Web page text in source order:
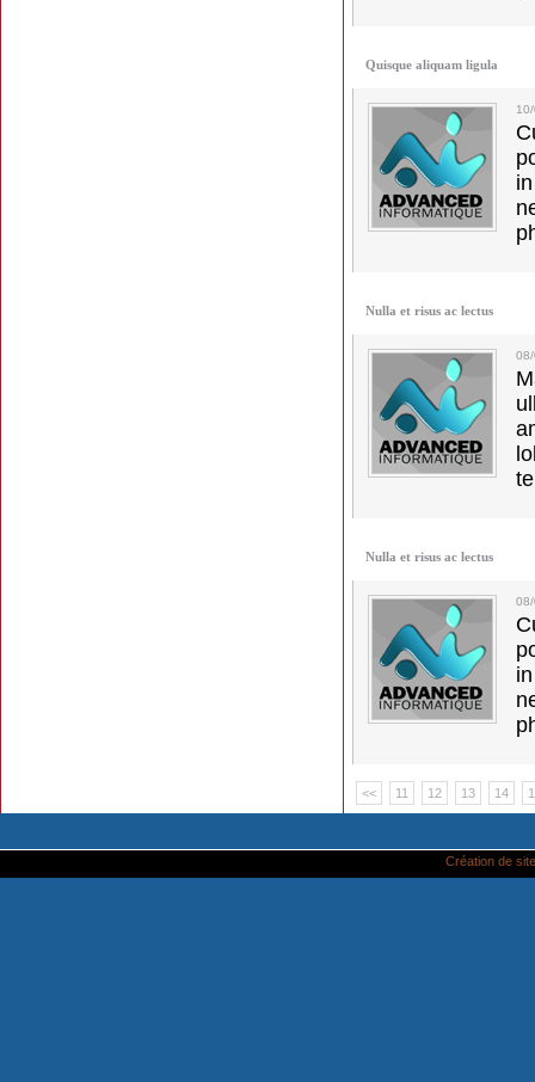
Quisque aliquam ligula
Nulla et risus ac lectus
Nulla et risus ac lectus
<< 11 12 13 14
Création de